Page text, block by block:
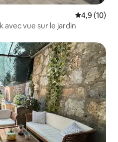
Note
4,9 (10)
avec vue sur le jardin